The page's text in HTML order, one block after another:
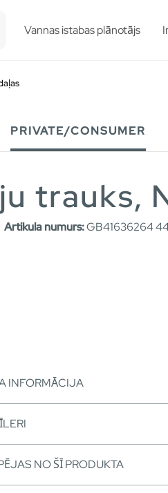
Vannas istabas plānotājs
PRIVATE/CONSUMER
trauks,
Artikula numurs:GB41636264
INFORMĀCIJA
NO ŠĪ PRODUKTA